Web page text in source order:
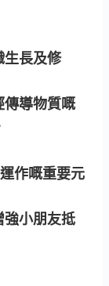
生長及修
傳導物質嘅
作嘅重要元
強小朋友抵